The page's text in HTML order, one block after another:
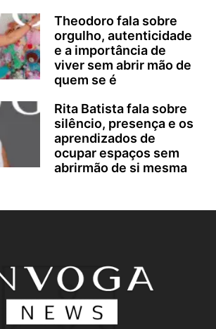
Theodoro fala sobre
orgulho, autenticidade
e a importância de
viver sem abrir mão de
quem se é
Rita Batista fala sobre
silêncio, presença e os
aprendizados de
ocupar espaços sem
abrirmão de si mesma